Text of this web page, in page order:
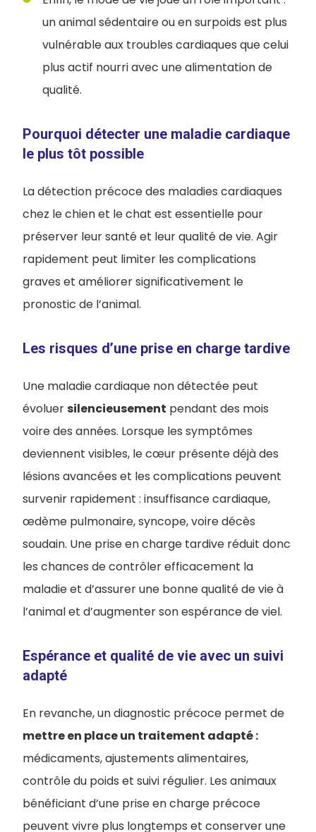
un animal sédentaire ou en surpoids est plus
vulnérable aux troubles cardiaques que celui
plus actif nourri avec une alimentation de
qualité.
Pourquoi détecter une maladie cardiaque
le plus tôt possible
La détection précoce des maladies cardiaques
chez le chien et le chat est essentielle pour
préserver leur santé et leur qualité de vie. Agir
rapidement peut limiter les complications
graves et améliorer significativement le
pronostic de l’animal.
Les risques d’une prise en charge tardive
Une maladie cardiaque non détectée peut
évoluersilencieusement pendant des mois
voire des années. Lorsque les symptômes
deviennent visibles, le cœur présente déjà des
lésions avancées et les complications peuvent
survenir rapidement : insuffisance cardiaque,
œdème pulmonaire, syncope, voire décès
soudain. Une prise en charge tardive réduit donc
les chances de contrôler efficacement la
maladie et d’assurer une bonne qualité de vie à
l’animal et d’augmenter son espérance de viel.
Espérance et qualité de vie avec un suivi
adapté
En revanche, un diagnostic précoce permet de
mettre en place un traitement adapté :
médicaments, ajustements alimentaires,
contrôle du poids et suivi régulier. Les animaux
bénéficiant d’une prise en charge précoce
peuvent vivre plus longtemps et conserver une